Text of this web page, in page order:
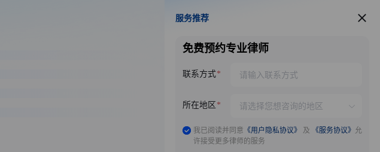
服务推荐
服务推荐
免费预约专业律师
联系方式
所在地区
我已阅读并同意 《用户隐私协议》 及 《服务协议》 允
许接受更多律师的服务